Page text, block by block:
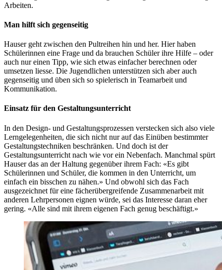
Arbeiten.
Man hilft sich gegenseitig
Hauser geht zwischen den Pultreihen hin und her. Hier haben
Schülerinnen eine Frage und da brauchen Schüler ihre Hilfe – oder
auch nur einen Tipp, wie sich etwas einfacher berechnen oder
umsetzen liesse. Die Jugendlichen unterstützen sich aber auch
gegenseitig und üben sich so spielerisch in Teamarbeit und
Kommunikation.
Einsatz für den Gestaltungsunterricht
In den Design- und Gestaltungsprozessen verstecken sich also viele
Lerngelegenheiten, die sich nicht nur auf das Einüben bestimmter
Gestaltungstechniken beschränken. Und doch ist der
Gestaltungsunterricht nach wie vor ein Nebenfach. Manchmal spürt
Hauser das an der Haltung gegenüber ihrem Fach: «Es gibt
Schülerinnen und Schüler, die kommen in den Unterricht, um
einfach ein bisschen zu nähen.» Und obwohl sich das Fach
ausgezeichnet für eine fächerübergreifende Zusammenarbeit mit
anderen Lehrpersonen eignen würde, sei das Interesse daran eher
gering. «Alle sind mit ihrem eigenen Fach genug beschäftigt.»